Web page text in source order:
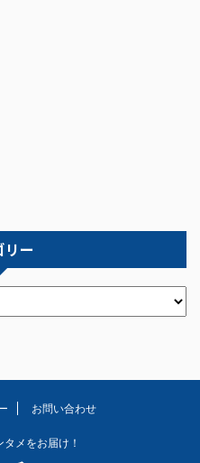
リー
お問い合わせ
メをお届け！